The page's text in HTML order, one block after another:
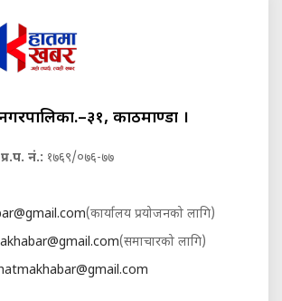
काठमाण्डौं ।
नं.: १७६९/०७६-७७
(कार्यालय प्रयोजनको लागि)
(समाचारको लागि)